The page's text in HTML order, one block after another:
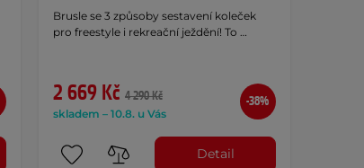
Brusle se 3 způsoby sestavení koleček
pro freestyle i rekreační ježdění! To …
2 669 Kč 4 290 Kč
skladem – 10.8. u Vás
-38%
Detail